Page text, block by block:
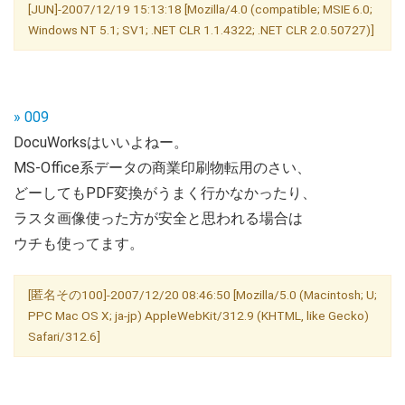
[JUN]-2007/12/19 15:13:18 [Mozilla/4.0 (compatible; MSIE 6.0;
Windows NT 5.1; SV1; .NET CLR 1.1.4322; .NET CLR 2.0.50727)]
» 009
DocuWorksはいいよねー。
MS-Office系データの商業印刷物転用のさい、
どーしてもPDF変換がうまく行かなかったり、
ラスタ画像使った方が安全と思われる場合は
ウチも使ってます。
[匿名その100]-2007/12/20 08:46:50 [Mozilla/5.0 (Macintosh; U;
PPC Mac OS X; ja-jp) AppleWebKit/312.9 (KHTML, like Gecko)
Safari/312.6]